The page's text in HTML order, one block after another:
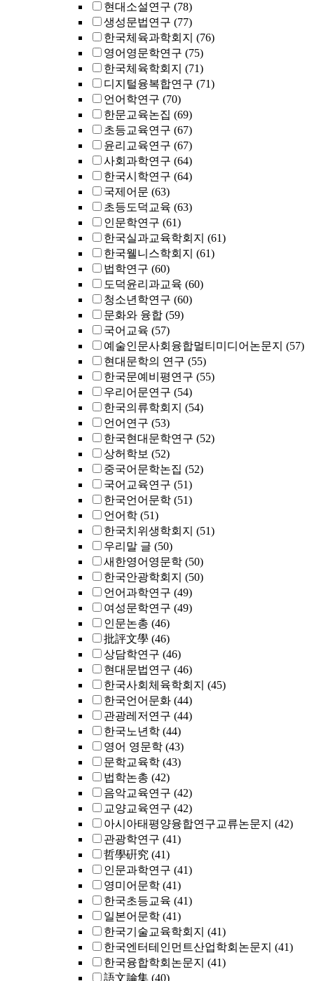
현대소설연구 (78)
생성문법연구 (77)
한국체육과학회지 (76)
영어영문학연구 (75)
한국체육학회지 (71)
디지털융복합연구 (71)
언어학연구 (70)
한문교육논집 (69)
초등교육연구 (67)
윤리교육연구 (67)
사회과학연구 (64)
한국시학연구 (64)
국제어문 (63)
초등도덕교육 (63)
인문학연구 (61)
한국실과교육학회지 (61)
한국웰니스학회지 (61)
법학연구 (60)
도덕윤리과교육 (60)
청소년학연구 (60)
문화와 융합 (59)
국어교육 (57)
예술인문사회융합멀티미디어논문지 (57)
현대문학의 연구 (55)
한국문예비평연구 (55)
우리어문연구 (54)
한국의류학회지 (54)
언어연구 (53)
한국현대문학연구 (52)
상허학보 (52)
중국어문학논집 (52)
국어교육연구 (51)
한국언어문학 (51)
언어학 (51)
한국치위생학회지 (51)
우리말 글 (50)
새한영어영문학 (50)
한국안광학회지 (50)
언어과학연구 (49)
여성문학연구 (49)
인문논총 (46)
批評文學 (46)
상담학연구 (46)
현대문법연구 (46)
한국사회체육학회지 (45)
한국언어문화 (44)
관광레저연구 (44)
한국노년학 (44)
영어 영문학 (43)
문학교육학 (43)
법학논총 (42)
음악교육연구 (42)
교양교육연구 (42)
아시아태평양융합연구교류논문지 (42)
관광학연구 (41)
哲學硏究 (41)
인문과학연구 (41)
영미어문학 (41)
한국초등교육 (41)
일본어문학 (41)
한국기술교육학회지 (41)
한국엔터테인먼트산업학회논문지 (41)
한국융합학회논문지 (41)
語文論集 (40)